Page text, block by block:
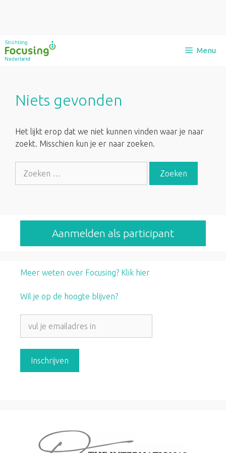
Ga
naar
Menu
Niets gevonden
Het lijkt erop dat we niet kunnen vinden waar je naar
zoekt. Misschien kun je er naar zoeken.
naar:
Aanmelden als participant
Meer weten over Focusing? Klik hier
Wil je op de hoogte blijven?